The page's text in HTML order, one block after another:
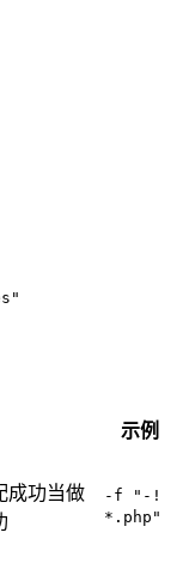
示例
成功当做
-f "-!
*.php"